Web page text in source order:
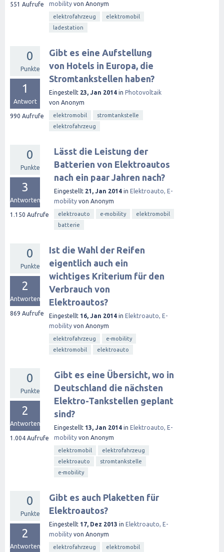
551 Aufrufe
mobility von Anonym
elektrofahrzeug
elektromobil
ladestation
0
Punkte
1
Antwort
990 Aufrufe
Gibt es eine Aufstellung
von Hotels in Europa, die
Stromtankstellen haben?
Eingestellt 23, Jan 2014 in Photovoltaik
von Anonym
elektromobil
stromtankstelle
elektrofahrzeug
0
Punkte
3
Antworten
1.150 Aufrufe
Lässt die Leistung der
Batterien von Elektroautos
nach ein paar Jahren nach?
Eingestellt 21, Jan 2014 in Elektroauto, E-
mobility von Anonym
elektroauto e-mobility
elektromobil
batterie
0
Punkte
2
Antworten
869 Aufrufe
Ist die Wahl der Reifen
eigentlich auch ein
wichtiges Kriterium für den
Verbrauch von
Elektroautos?
Eingestellt 16, Jan 2014 in Elektroauto, E-
mobility von Anonym
elektrofahrzeug
e-mobility
elektromobil
elektroauto
0
Punkte
2
Antworten
1.004 Aufrufe
Gibt es eine Übersicht, wo in
Deutschland die nächsten
Elektro-Tankstellen geplant
sind?
Eingestellt 13, Jan 2014 in Elektroauto, E-
mobility von Anonym
elektromobil
elektrofahrzeug
elektroauto
stromtankstelle
e-mobility
0
Punkte
2
Antworten
Gibt es auch Plaketten für
Elektroautos?
Eingestellt 17, Dez 2013 in Elektroauto, E-
mobility von Anonym
elektrofahrzeug
elektromobil